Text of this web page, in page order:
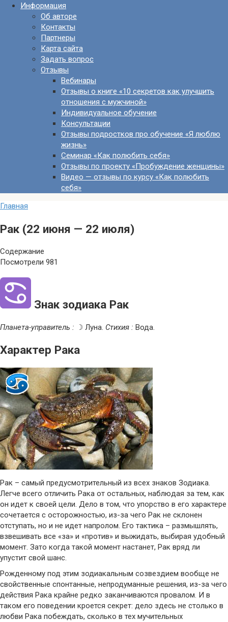
Информация
Об авторе
Контакты
Партнеры
Карта сайта
Задать вопрос
Отзывы
Вебинары
Отзывы о книге «10 секретов как улучшить
отношения с мужчиной»
Индивидуальное обучение
Консультации
Отзывы подростков про обучение «Я люблю
жизнь»
Семинар «Как полюбить себя»
Отзывы по проекту «Пробуждение женщины»
Видео — отзывы по курсу «Как полюбить
себя»
Главная
Рак (22 июня — 22 июля)
Содержание
Посмотрели 981
Знак зодиака Рак
Планета-управитель : ☽ Луна. Стихия : Вода.
Характер Рака
Рак – самый предусмотрительный из всех знаков Зодиака.
Легче всего отличить Рака от остальных, наблюдая за тем, как
он идет к своей цели. Дело в том, что упорство в его характере
сочетается с осторожностью, из-за чего Рак не склонен
отступать, но и не идет напролом. Его тактика – размышлять,
взвешивать все «за» и «против» и выжидать, выбирая удобный
момент. Зато когда такой момент настанет, Рак вряд ли
упустит свой шанс.
Рожденному под этим зодиакальным созвездием вообще не
свойственные спонтанные, непродуманные решения, из-за чего
действия Рака крайне редко заканчиваются провалом. И в
таком его поведении кроется секрет: дело здесь не столько в
любви Рака побеждать, сколько в тех мучительных